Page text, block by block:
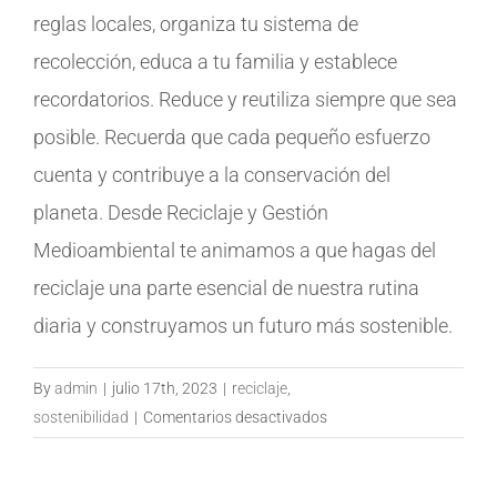
reglas locales, organiza tu sistema de
recolección, educa a tu familia y establece
recordatorios. Reduce y reutiliza siempre que sea
posible. Recuerda que cada pequeño esfuerzo
cuenta y contribuye a la conservación del
planeta. Desde Reciclaje y Gestión
Medioambiental te animamos a que hagas del
reciclaje una parte esencial de nuestra rutina
diaria y construyamos un futuro más sostenible.
Byadmin | julio 17th, 2023 | reciclaje
sostenibilidad | Comentarios desactivadosen